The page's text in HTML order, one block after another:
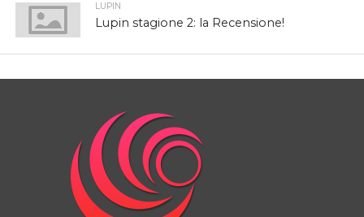
LUPIN
Lupin stagione 2: la Recensione!